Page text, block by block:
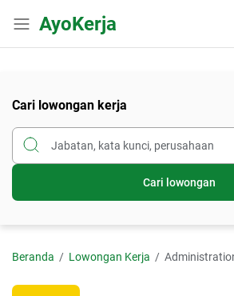
AyoKerja
Cari lowongan kerja
Cari lowongan
Beranda Lowongan Kerja Administration